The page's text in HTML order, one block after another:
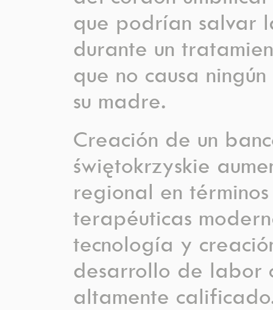
que podrían salvar
durante un
que no causa
su madre.
Creación de un
świętokrzyskie
regional en
terapéuticas
tecnología y
desarrollo de labor
altamente